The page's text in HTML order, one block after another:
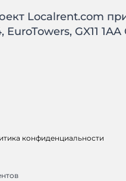
Localrent.com
EuroTowers, GX11
конфиденциальности